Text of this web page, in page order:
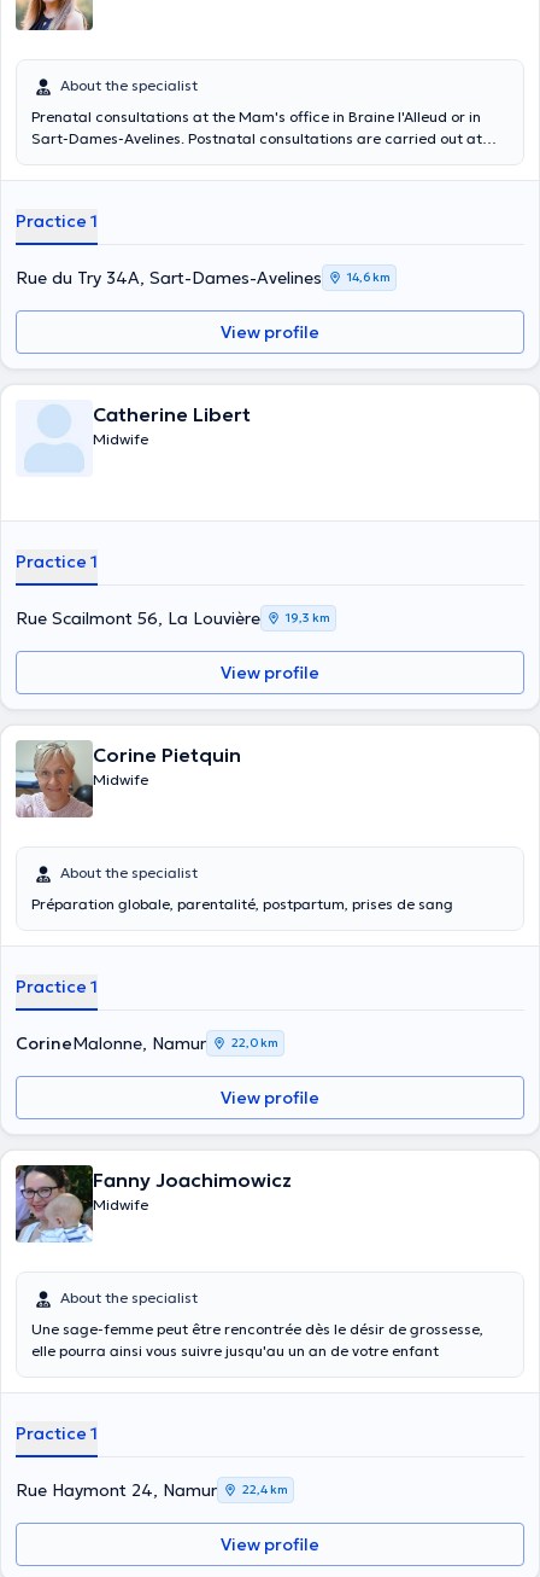
About the specialist
Prenatal consultations at the Mam's office in Braine l'Alleud or in
Sart-Dames-Avelines. Postnatal consultations are carried out at
Ville - Braine l'Alleud - Les Bons Villers - Sombreffe
Practice 1
Rue du Try 34A, Sart-Dames-Avelines 14,6 km
View profile
Catherine Libert
Midwife
Practice 1
Rue Scailmont 56, La Louvière 19,3 km
View profile
Corine Pietquin
Midwife
About the specialist
Préparation globale, parentalité, postpartum, prises de sang
Practice 1
CorineMalonne, Namur 22,0 km
View profile
Fanny Joachimowicz
Midwife
About the specialist
Une sage-femme peut être rencontrée dès le désir de grossesse,
elle pourra ainsi vous suivre jusqu'au un an de votre enfant
Practice 1
Rue Haymont 24, Namur 22,4 km
View profile